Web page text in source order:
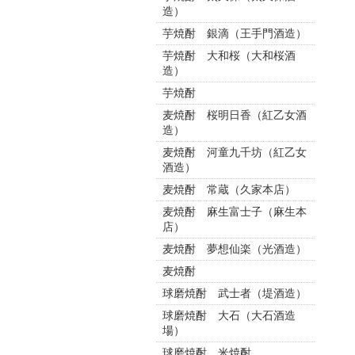
造）
芋焼酎 銀滴（王手門酒造）
芋焼酎 大和桜（大和桜酒
造）
芋焼酎
麦焼酎 桜明日香（紅乙女酒
造）
麦焼酎 河童九千坊（紅乙女
酒造）
麦焼酎 常蔵（久家本店）
麦焼酎 麻生富士子（麻生本
店）
麦焼酎 夢想仙楽（光酒造）
麦焼酎
球磨焼酎 武士者（堤酒造）
球磨焼酎 大石（大石酒造
場）